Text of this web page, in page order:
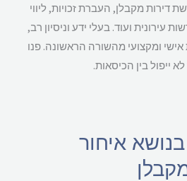
מקבלן, העברת זכויות, ליווי
ועוד. בעלי ידע וניסיון רב,
ומקצועי מהשורה הראשונה. פנו
בין הכיסאות.
איחור